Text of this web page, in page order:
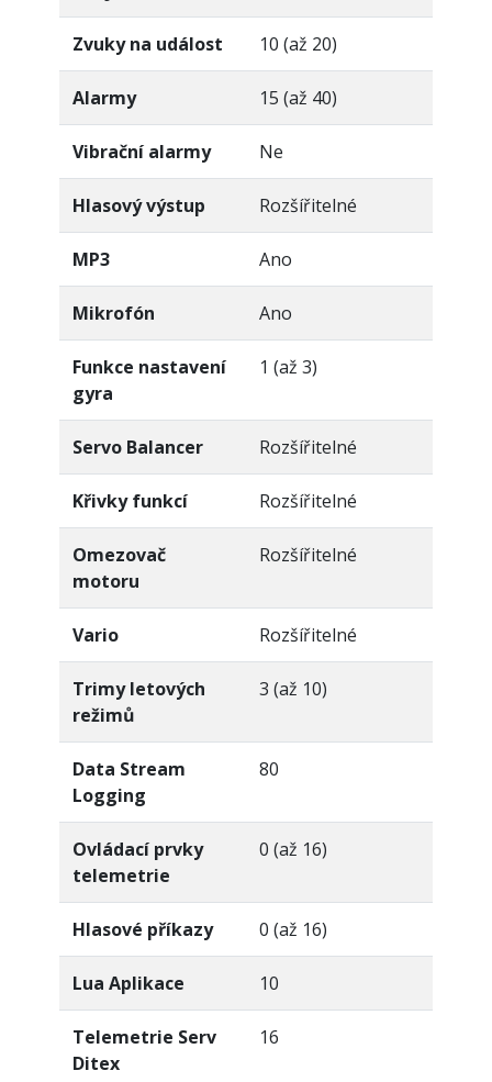
Zvuky na událost 10 (až 20)
Alarmy 15 (až 40)
Vibrační alarmy Ne
Hlasový výstup Rozšířitelné
MP3 Ano
Mikrofón Ano
Funkce nastavení
gyra
1 (až 3)
Servo Balancer Rozšířitelné
Křivky funkcí Rozšířitelné
Omezovač
motoru
Rozšířitelné
Vario Rozšířitelné
Trimy letových
režimů
3 (až 10)
Data Stream
Logging
80
Ovládací prvky
telemetrie
0 (až 16)
Hlasové příkazy 0 (až 16)
Lua Aplikace 10
Telemetrie Serv
Ditex
16